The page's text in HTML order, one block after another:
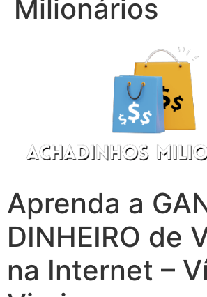
Milionários
Aprenda a
DINHEIRO de
na Internet –